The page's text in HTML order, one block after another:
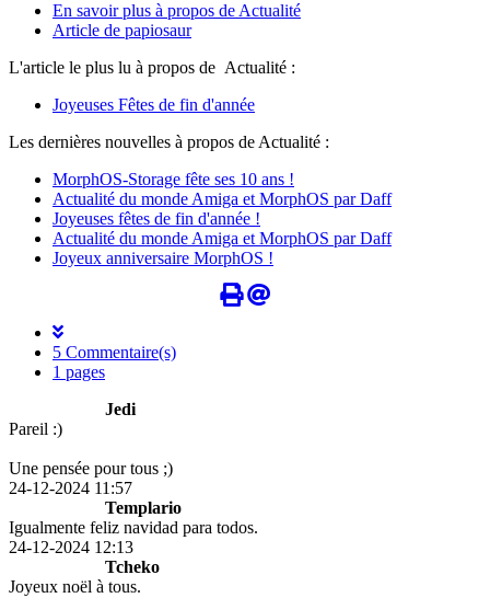
En savoir plus à propos de Actualité
Article de papiosaur
L'article le plus lu à propos de Actualité :
Joyeuses Fêtes de fin d'année
Les dernières nouvelles à propos de Actualité :
MorphOS-Storage fête ses 10 ans !
Actualité du monde Amiga et MorphOS par Daff
Joyeuses fêtes de fin d'année !
Actualité du monde Amiga et MorphOS par Daff
Joyeux anniversaire MorphOS !
5 Commentaire(s)
1 pages
Jedi
Pareil :)
Une pensée pour tous ;)
24-12-2024 11:57
Templario
Igualmente feliz navidad para todos.
24-12-2024 12:13
Tcheko
Joyeux noël à tous.